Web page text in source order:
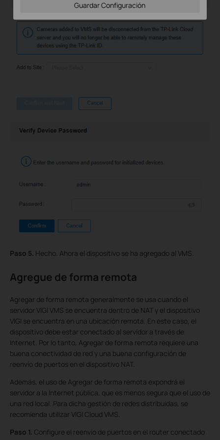
Paso 5. Hecho. Ahora el dispositivo se ha agregado al VMS.
Agregue de forma remota
Agregar de forma remota generalmente se usa cuando el
servidor VIGI VMS se encuentra dentro de NAT y el dispositivo
VIGI se encuentra en una ubicación remota. En este caso, el
dispositivo debe estar conectado al servidor a través de
Internet. Por lo tanto, Agregar de forma remota requiere una
buena conectividad de red y una buena configuración de
reenvío de puertos en el dispositivo NAT.
Además, el uso de Agregar de forma remota expondrá el
servidor a la Internet pública, que es menos segura que el uso de
una red local. Para dicha gestión de redes distribuidas, se
recomienda utilizar VIGI Cloud VMS.
Paso 1. Configure el reenvío de puertos en el router conectado
Guardar Configuración